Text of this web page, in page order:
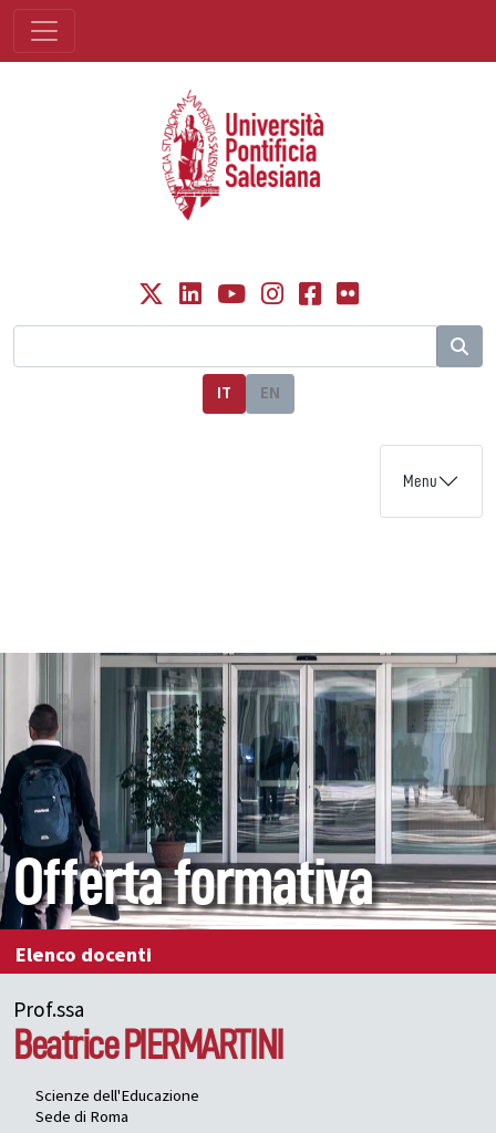
IT EN
Menu
Offerta formativa
Elenco docenti
Prof.ssa
Beatrice PIERMARTINI
Scienze dell'Educazione
Sede di Roma